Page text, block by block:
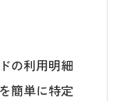
の利用明細
簡単に特定